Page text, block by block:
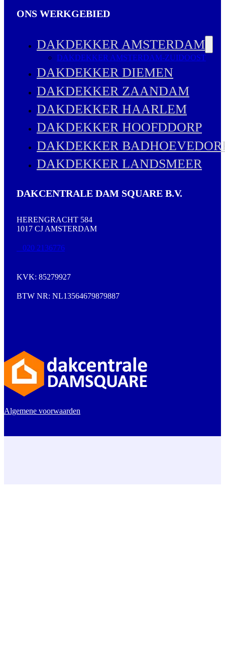
ONS WERKGEBIED
DAKDEKKER AMSTERDAM
DAKDEKKER AMSTERDAM-ZUIDOOST
DAKDEKKER DIEMEN
DAKDEKKER ZAANDAM
DAKDEKKER HAARLEM
DAKDEKKER HOOFDDORP
DAKDEKKER
DAKDEKKER LANDSMEER
DAKCENTRALE DAM SQUARE B.V.
HERENGRACHT 584
1017 CJ AMSTERDAM
020 2136776
KVK: 85279927
BTW NR: NL13564679879887
Algemene voorwaarden